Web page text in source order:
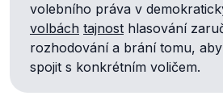
volebního práva v
volbách tajnost hlasování
rozhodování a brání tomu,
spojit s konkrétním voličem.